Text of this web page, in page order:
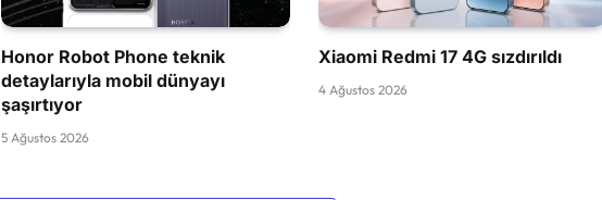
Honor Robot Phone teknik
detaylarıyla mobil dünyayı
şaşırtıyor
5 Ağustos 2026
Xiaomi Redmi 17 4G sızdırıldı
4 Ağustos 2026